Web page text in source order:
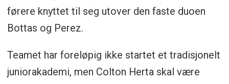
førere knyttet til seg utover den faste duoen
Bottas og Perez.
Teamet har foreløpig ikke startet et tradisjonelt
juniorakademi, men Colton Herta skal være